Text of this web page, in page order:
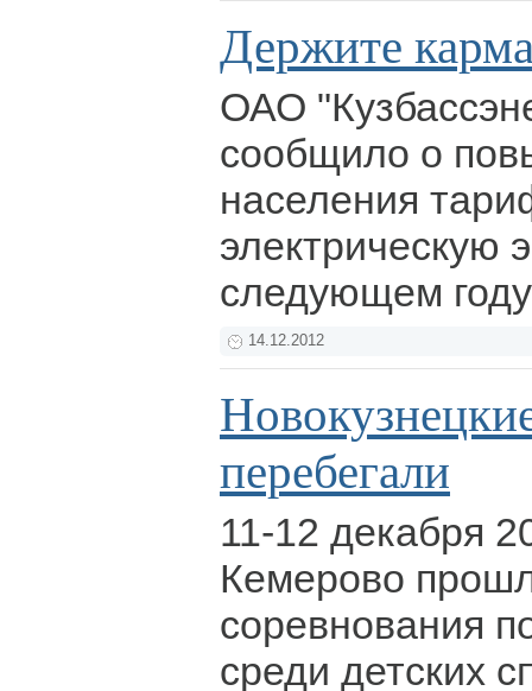
Держите
ОАО
сообщило о
населения
электрическую
следующем
14.12.2012
перебегали
11-12 декабря
Кемерово
соревнования
среди детских